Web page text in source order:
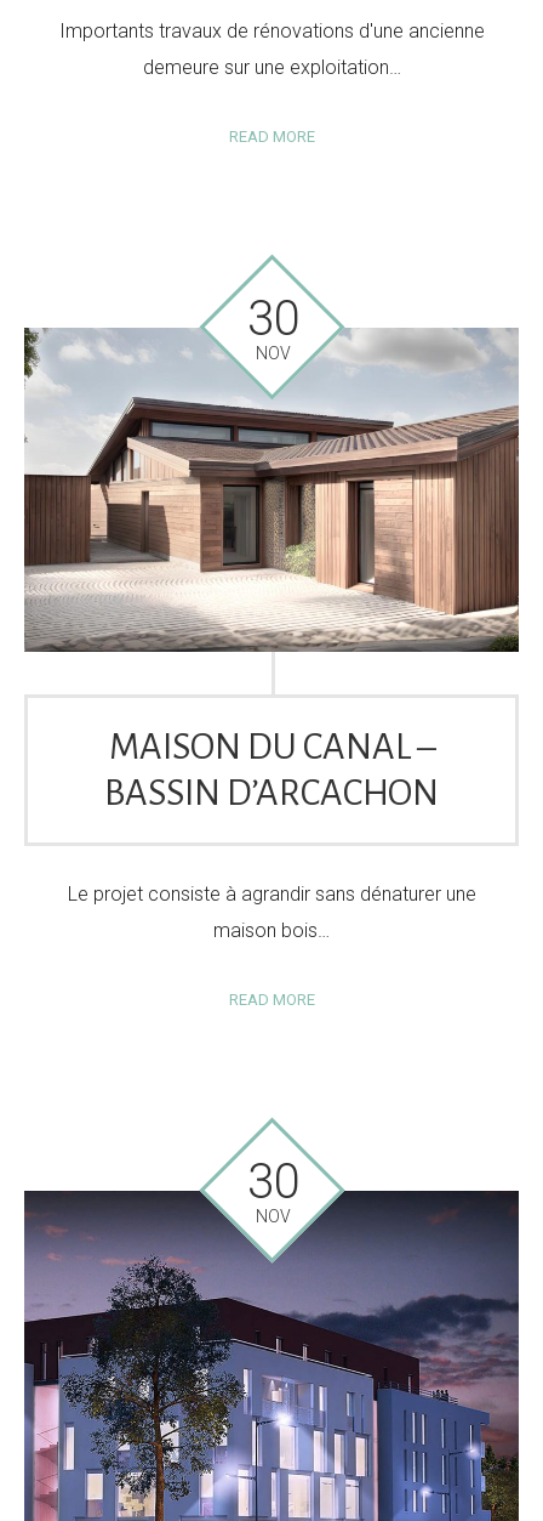
Importants travaux de rénovations d'une ancienne
demeure sur une exploitation…
READ MORE
30
NOV
MAISON DU CANAL –
BASSIN D’ARCACHON
Le projet consiste à agrandir sans dénaturer une
maison bois…
READ MORE
30
NOV